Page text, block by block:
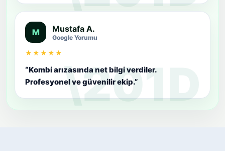
M Mustafa A.
Google Yorumu
★★★★★
“Kombi arızasında net bilgi verdiler.
Profesyonel ve güvenilir ekip.”